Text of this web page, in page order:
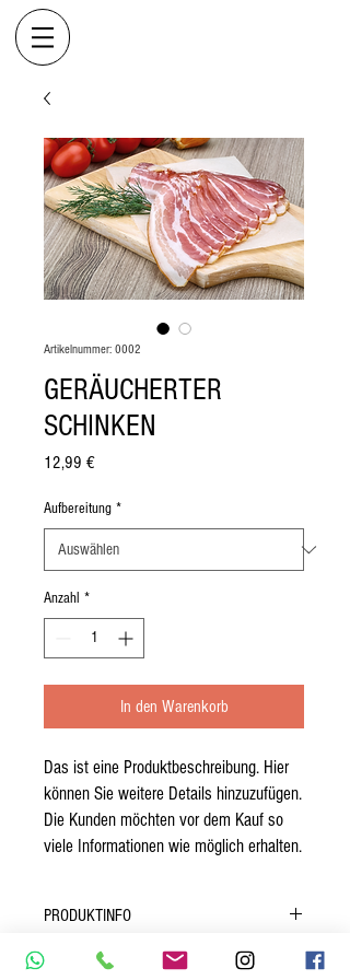
Artikelnummer: 0002
GERÄUCHERTER
SCHINKEN
12,99 €Preis
Aufbereitung *
Anzahl *
In den Warenkorb
Das ist eine Produktbeschreibung. Hier
können Sie weitere Details hinzuzufügen.
Die Kunden möchten vor dem Kauf so
viele Informationen wie möglich erhalten.
PRODUKTINFO
Das ist ein Produktdetail. Hier können Sie